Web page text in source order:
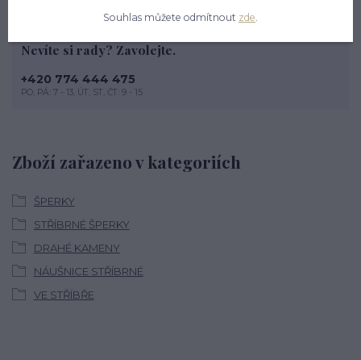
Zboží zařazeno v kategoriích
ŠPERKY
STŘÍBRNÉ ŠPERKY
DRAHÉ KAMENY
NÁUŠNICE STŘÍBRNÉ
VE STŘÍBŘE
Nevíte si rady? Zavolejte.
+420 774 444 475
PO, PÁ: 7 - 13, ÚT, ST, ČT: 9 - 15
Souhlas můžete odmítnout zde.